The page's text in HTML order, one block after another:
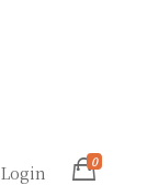
Login
0